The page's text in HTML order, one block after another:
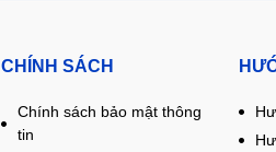
CHÍNH SÁCH
Chính sách bảo mật thông
tin